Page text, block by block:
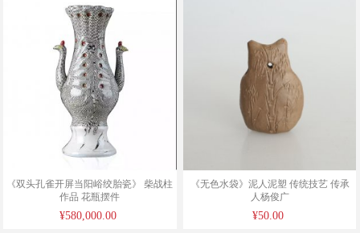
《双头孔雀开屏当阳峪绞胎瓷》 柴战柱
作品 花瓶摆件
¥580,000.00
《无色水袋》泥人泥塑 传统技艺 传承
人杨俊广
¥50.00